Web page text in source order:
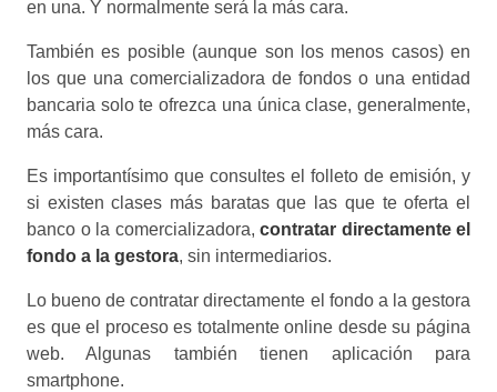
en una. Y normalmente será la más cara.
También es posible (aunque son los menos casos) en
los que una comercializadora de fondos o una entidad
bancaria solo te ofrezca una única clase, generalmente,
más cara.
Es importantísimo que consultes el folleto de emisión, y
si existen clases más baratas que las que te oferta el
banco o la comercializadora, contratar directamente el
fondo a la gestora, sin intermediarios.
Lo bueno de contratar directamente el fondo a la gestora
es que el proceso es totalmente online desde su página
web. Algunas también tienen aplicación para
smartphone.